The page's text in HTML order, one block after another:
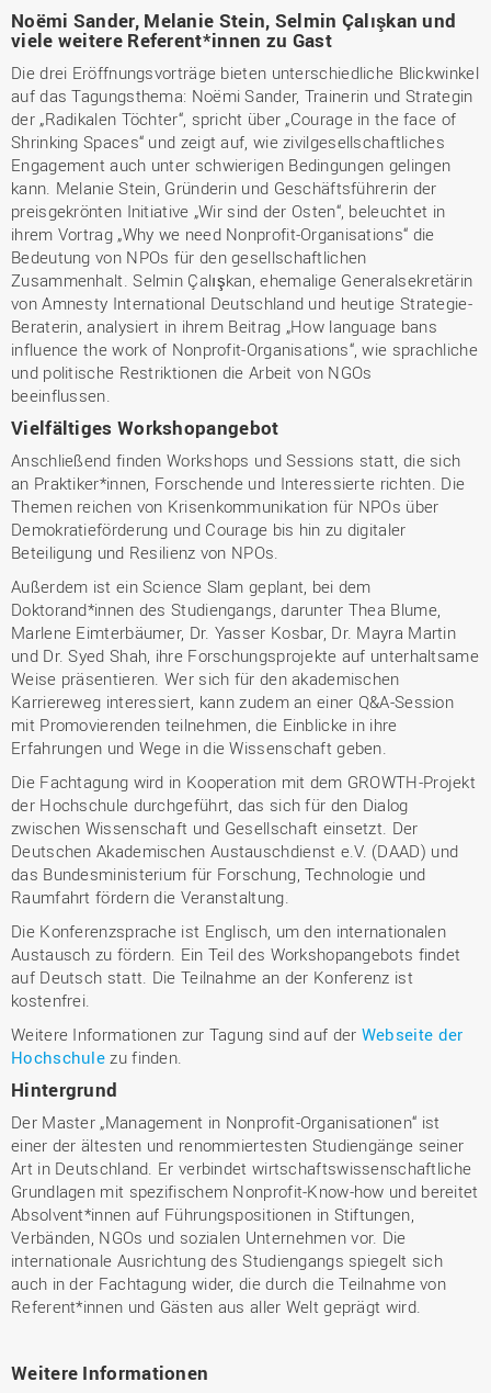
Noëmi Sander, Melanie Stein, Selmin Çalışkan und
viele weitere Referent*innen zu Gast
Die drei Eröffnungsvorträge bieten unterschiedliche Blickwinkel
auf das Tagungsthema: Noëmi Sander, Trainerin und Strategin
der „Radikalen Töchter“, spricht über „Courage in the face of
Shrinking Spaces“ und zeigt auf, wie zivilgesellschaftliches
Engagement auch unter schwierigen Bedingungen gelingen
kann. Melanie Stein, Gründerin und Geschäftsführerin der
preisgekrönten Initiative „Wir sind der Osten“, beleuchtet in
ihrem Vortrag „Why we need Nonprofit-Organisations“ die
Bedeutung von NPOs für den gesellschaftlichen
Zusammenhalt. Selmin Çalışkan, ehemalige Generalsekretärin
von Amnesty International Deutschland und heutige Strategie-
Beraterin, analysiert in ihrem Beitrag „How language bans
influence the work of Nonprofit-Organisations“, wie sprachliche
und politische Restriktionen die Arbeit von NGOs
beeinflussen.
Vielfältiges Workshopangebot
Anschließend finden Workshops und Sessions statt, die sich
an Praktiker*innen, Forschende und Interessierte richten. Die
Themen reichen von Krisenkommunikation für NPOs über
Demokratieförderung und Courage bis hin zu digitaler
Beteiligung und Resilienz von NPOs.
Außerdem ist ein Science Slam geplant, bei dem
Doktorand*innen des Studiengangs, darunter Thea Blume,
Marlene Eimterbäumer, Dr. Yasser Kosbar, Dr. Mayra Martin
und Dr. Syed Shah, ihre Forschungsprojekte auf unterhaltsame
Weise präsentieren. Wer sich für den akademischen
Karriereweg interessiert, kann zudem an einer Q&A-Session
mit Promovierenden teilnehmen, die Einblicke in ihre
Erfahrungen und Wege in die Wissenschaft geben.
Die Fachtagung wird in Kooperation mit dem GROWTH-Projekt
der Hochschule durchgeführt, das sich für den Dialog
zwischen Wissenschaft und Gesellschaft einsetzt. Der
Deutschen Akademischen Austauschdienst e.V. (DAAD) und
das Bundesministerium für Forschung, Technologie und
Raumfahrt fördern die Veranstaltung.
Die Konferenzsprache ist Englisch, um den internationalen
Austausch zu fördern. Ein Teil des Workshopangebots findet
auf Deutsch statt. Die Teilnahme an der Konferenz ist
kostenfrei.
Weitere Informationen zur Tagung sind auf der Webseite der
Hochschulezu finden.
Hintergrund
Der Master „Management in Nonprofit-Organisationen“ ist
einer der ältesten und renommiertesten Studiengänge seiner
Art in Deutschland. Er verbindet wirtschaftswissenschaftliche
Grundlagen mit spezifischem Nonprofit-Know-how und bereitet
Absolvent*innen auf Führungspositionen in Stiftungen,
Verbänden, NGOs und sozialen Unternehmen vor. Die
internationale Ausrichtung des Studiengangs spiegelt sich
auch in der Fachtagung wider, die durch die Teilnahme von
Referent*innen und Gästen aus aller Welt geprägt wird.
Weitere Informationen